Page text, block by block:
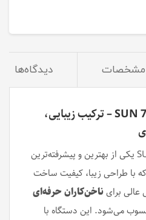
مشخصات دیدگاه‌ها
دستگاه UV-LED سان 7 SUN – ترکیب زیبایی،
دستگاه UV-LED سان 7 SUN یکی از بهترین و پیشرفته‌ترین
با طراحی زیبا، کیفیت ساخت
عالی برایناخن‌کاران حرفه‌ای
می‌شود. این دستگاه با